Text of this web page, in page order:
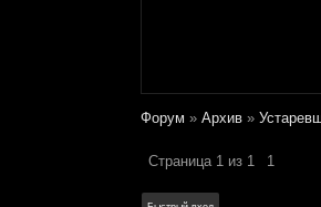
Форум » Архив »
Страница 1 из 1 1